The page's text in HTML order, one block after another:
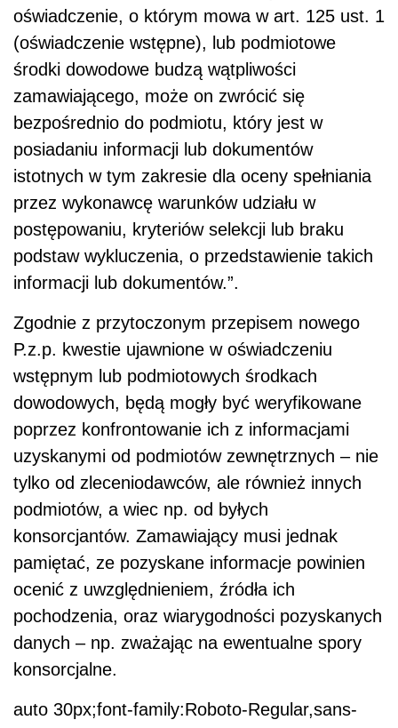
oświadczenie, o którym mowa w art. 125 ust. 1
(oświadczenie wstępne), lub podmiotowe
środki dowodowe budzą wątpliwości
zamawiającego, może on zwrócić się
bezpośrednio do podmiotu, który jest w
posiadaniu informacji lub dokumentów
istotnych w tym zakresie dla oceny spełniania
przez wykonawcę warunków udziału w
postępowaniu, kryteriów selekcji lub braku
podstaw wykluczenia, o przedstawienie takich
informacji lub dokumentów.”.
Zgodnie z przytoczonym przepisem nowego
P.z.p. kwestie ujawnione w oświadczeniu
wstępnym lub podmiotowych środkach
dowodowych, będą mogły być weryfikowane
poprzez konfrontowanie ich z informacjami
uzyskanymi od podmiotów zewnętrznych – nie
tylko od zleceniodawców, ale również innych
podmiotów, a wiec np. od byłych
konsorcjantów. Zamawiający musi jednak
pamiętać, ze pozyskane informacje powinien
ocenić z uwzględnieniem, źródła ich
pochodzenia, oraz wiarygodności pozyskanych
danych – np. zważając na ewentualne spory
konsorcjalne.
auto 30px;font-family:Roboto-Regular,sans-